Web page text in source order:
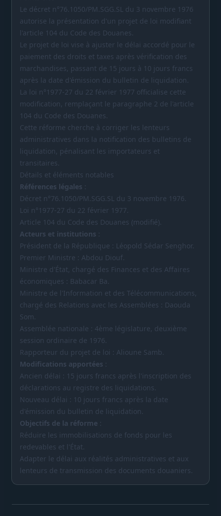
Le décret n°76.1050/PM.SGG.SL du 3 novembre 1976
autorise la présentation d'un projet de loi modifiant
l'article 104 du Code des Douanes.
Le projet de loi vise à ajuster le délai accordé pour le
paiement des droits et taxes après vérification des
marchandises, passant de 15 jours à 10 jours francs
après la date d'émission du bulletin de liquidation.
La loi n°1977-27 du 22 février 1977 officialise cette
modification, remplaçant le paragraphe 2 de l'article
104 du Code des Douanes.
Cette réforme cherche à corriger les lenteurs
administratives dans la notification des bulletins de
liquidation, pénalisant les importateurs et
transitaires.
Détails et éléments notables
Références légales :
Décret n°76.1050/PM.SGG.SL du 3 novembre 1976.
Loi n°1977-27 du 22 février 1977.
Article 104 du Code des Douanes (modifié).
Acteurs et institutions :
Président de la République : Léopold Sédar Senghor.
Premier Ministre : Abdou Diouf.
Ministre d'État, chargé des Finances et des Affaires
économiques : Babacar Ba.
Ministre de l'Information et des Télécommunications,
chargé des Relations avec les Assemblées : Daouda
Som.
Assemblée nationale : 4ème législature, deuxième
session ordinaire de 1976.
Rapporteur du projet de loi : Alioune Samb.
Modifications apportées :
Ancien délai : 15 jours francs après l'inscription des
déclarations au registre des liquidations.
Nouveau délai : 10 jours francs après la date
d'émission du bulletin de liquidation.
Objectifs de la réforme :
Réduire les immobilisations de fonds pour les
redevables et l'État.
Adapter le délai aux réalités administratives et aux
lenteurs de transmission des documents douaniers.